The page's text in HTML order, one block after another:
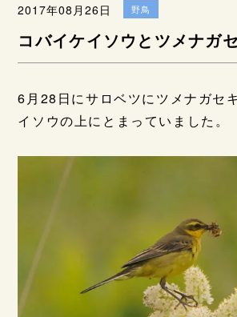
2017年08月26日 野鳥
コバイケイソウとツメナガ
6月28日にサロベツにツメナガセ
イソウの上にとまっていました。